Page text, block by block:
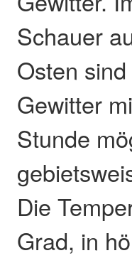
Schauer
Osten
Gewitter
Stunde
Die
Grad, in